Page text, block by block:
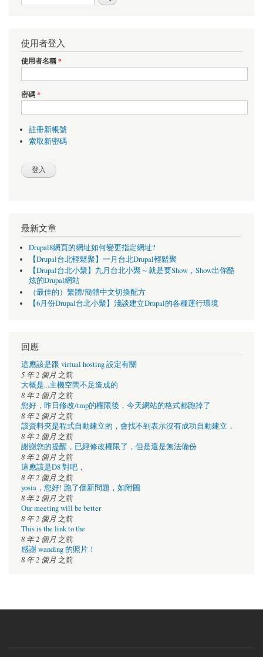
使用者登入
使用者名稱*
密碼*
註冊新帳號
索取新密碼
最新文章
Drupal8網頁的網址如何變更指定網址?
【Drupal台北輕鬆聚】一月台北Drupal輕鬆聚
【Drupal台北小聚】九月台北小聚～就是要Show，Show出你酷
炫的Drupal網站
（最佳的）繁體/簡體中文切換配方
【6月份Drupal台北小聚】淺談建立Drupal的各種運行環境
回應
這應該是跟 virtual hosting 設定有關
5 年 2 個月 之前
大概是...主機空間不足造成的
8 年 2 個月 之前
您好，昨日修改/tmp的權限後，今天網站的格式都跑掉了
8 年 2 個月 之前
該資料夾是程式自動建立的，會找不到表示沒有成功自動建立，
8 年 2 個月 之前
謝謝您的提醒，已經修改權限了，但是還是無法備份
8 年 2 個月 之前
這應該是D8 對吧，
8 年 2 個月 之前
yosia，您好! 跑了個新問題，如附圖
8 年 2 個月 之前
Our meeting will be better
8 年 2 個月 之前
This is the link to the
8 年 2 個月 之前
感謝 wanding 的照片！
8 年 2 個月 之前